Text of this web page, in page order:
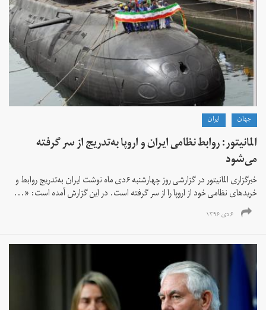
جهان ايران
المانیتور: روابط نظامی ایران و اروپا به‌تدریج از سر گرفته
می‌شود
خبرگزاری المانیتور در گزارشی روز چهارشنبه ۶دی ماه نوشت ایران به‌تدریج روابط و
خریدهای نظامی خود از اروپا را از سر گرفته است. در این گزارش آمده است: «...
۶ دی ۱۳۹۶